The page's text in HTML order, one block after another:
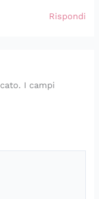
Rispondi
I campi